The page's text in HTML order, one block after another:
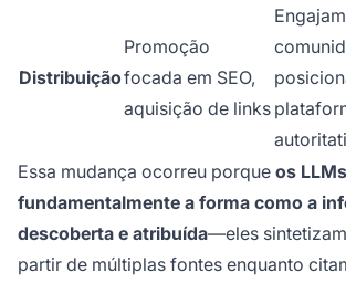
Distribuição
Promoção
focada em SEO,
aquisição de links
Essa mudança ocorreu porque os
fundamentalmente a forma como a
descoberta e atribuída—eles
partir de múltiplas fontes enquanto